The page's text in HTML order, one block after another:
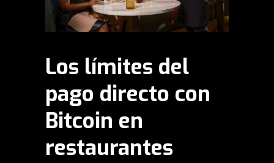
Los límites del
pago directo con
Bitcoin en
restaurantes